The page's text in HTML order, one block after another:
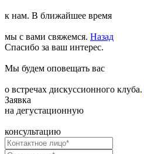
к нам. В ближайшее время
мы с вами свяжемся. Назад
Спасибо за ваш интерес.
Мы будем оповещать вас
о встречах дискуссионного клуба.
Заявка
на дегустационную
консультацию